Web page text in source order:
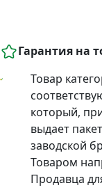
Гарантия на
Товар
который,
выдает
заводской
Товаром
Продавца